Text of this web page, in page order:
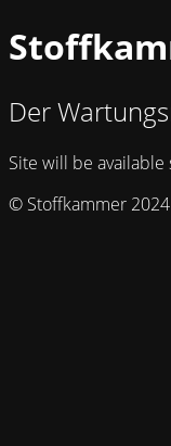
Der
Site will be available
© Stoffkammer 2024